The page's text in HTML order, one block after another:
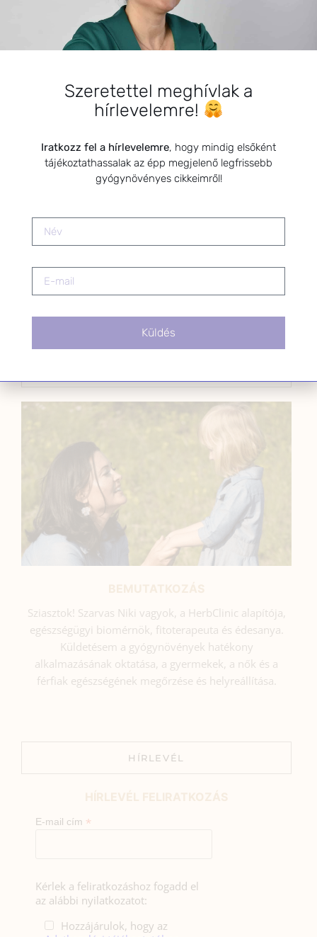
Tavaszi tisztítókúra gyógynövényei
2020.05.04.
A SZŰRŐVIZSGÁLATOK ÉS A
HELYES DIAGNÓZIS FONTOSSÁGA
Keringési rendszer természetes
segítői
Kisgyermekek náthájának,
légcsőhurutjának kezelése a
2019.05.12.
Sziasztok! Szarvas Niki vagyok, a HerbClinic alapítója,
egészségügyi biomérnök, fitoterapeuta és édesanya.
Küldetésem a gyógynövények hatékony
alkalmazásának oktatása, a gyermekek, a nők és a
férfiak egészségének megőrzése és helyreállítása.
HÍRLEVÉL
E-mail cím *
Kérlek a feliratkozáshoz fogadd el
az alábbi nyilatkozatot:
Hozzájárulok, hogy az
Szeretettel meghívlak a
hírlevelemre!
Iratkozz fel a hírlevelemre, hogy mindig elsőként
tájékoztathassalak az épp megjelenő legfrissebb
gyógynövényes cikkeimről!
Küldés